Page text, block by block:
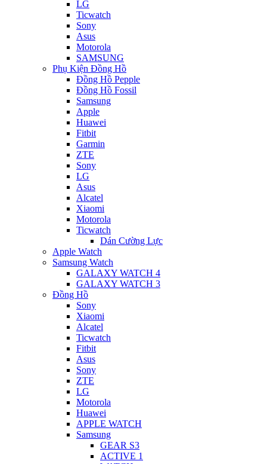
LG
Ticwatch
Sony
Asus
Motorola
SAMSUNG
Phụ Kiện Đồng Hồ
Đồng Hồ Pepple
Đồng Hồ Fossil
Samsung
Apple
Huawei
Fitbit
Garmin
ZTE
Sony
LG
Asus
Alcatel
Xiaomi
Motorola
Ticwatch
Dán Cường Lực
Apple Watch
Samsung Watch
GALAXY WATCH 4
GALAXY WATCH 3
Đồng Hồ
Sony
Xiaomi
Alcatel
Ticwatch
Fitbit
Asus
Sony
ZTE
LG
Motorola
Huawei
APPLE WATCH
Samsung
GEAR S3
ACTIVE 1